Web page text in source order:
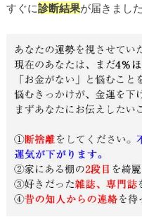
すぐに診断結果が届きました